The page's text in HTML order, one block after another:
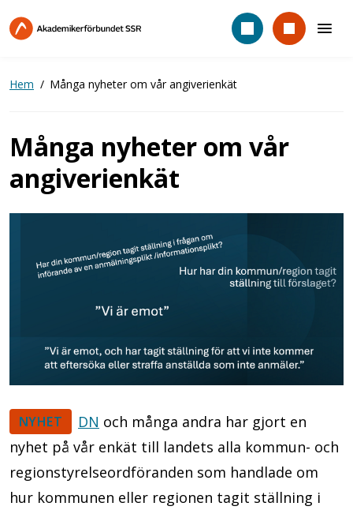
till
Hem Många nyheter om vår angiverienkät
Många nyheter om vår
angiverienkät
NYHET DN och många andra har gjort en
nyhet på vår enkät till landets alla kommun- och
regionstyrelseordföranden som handlade om
hur kommunen eller regionen tagit ställning i